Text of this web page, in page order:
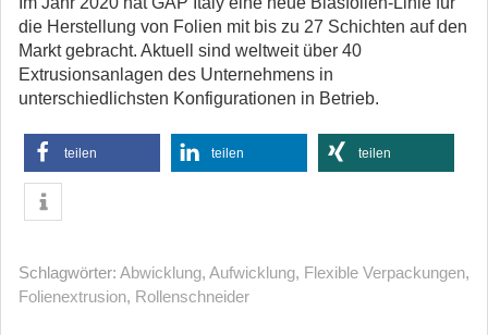
die Herstellung von Folien mit bis zu 27 Schichten auf den
Markt gebracht. Aktuell sind weltweit über 40
Extrusionsanlagen des Unternehmens in
unterschiedlichsten Konfigurationen in Betrieb.
teilen teilen teilen
Schlagwörter: Abwicklung, Aufwicklung, Flexible Verpackungen,
Folienextrusion, Rollenschneider